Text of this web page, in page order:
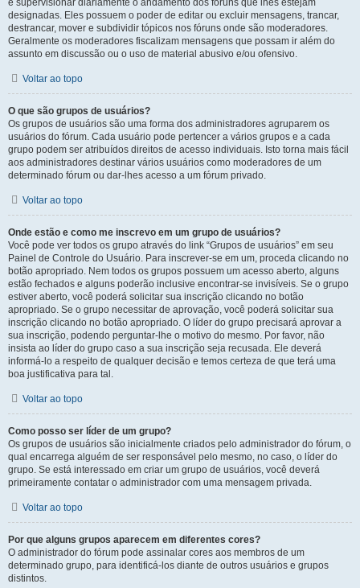
é supervisionar diariamente o andamento dos fóruns que lhes estejam
designadas. Eles possuem o poder de editar ou excluir mensagens, trancar,
destrancar, mover e subdividir tópicos nos fóruns onde são moderadores.
Geralmente os moderadores fiscalizam mensagens que possam ir além do
assunto em discussão ou o uso de material abusivo e/ou ofensivo.
Voltar ao topo
O que são grupos de usuários?
Os grupos de usuários são uma forma dos administradores agruparem os
usuários do fórum. Cada usuário pode pertencer a vários grupos e a cada
grupo podem ser atribuídos direitos de acesso individuais. Isto torna mais fácil
aos administradores destinar vários usuários como moderadores de um
determinado fórum ou dar-lhes acesso a um fórum privado.
Voltar ao topo
Onde estão e como me inscrevo em um grupo de usuários?
Você pode ver todos os grupo através do link “Grupos de usuários” em seu
Painel de Controle do Usuário. Para inscrever-se em um, proceda clicando no
botão apropriado. Nem todos os grupos possuem um acesso aberto, alguns
estão fechados e alguns poderão inclusive encontrar-se invisíveis. Se o grupo
estiver aberto, você poderá solicitar sua inscrição clicando no botão
apropriado. Se o grupo necessitar de aprovação, você poderá solicitar sua
inscrição clicando no botão apropriado. O líder do grupo precisará aprovar a
sua inscrição, podendo perguntar-lhe o motivo do mesmo. Por favor, não
insista ao líder do grupo caso a sua inscrição seja recusada. Ele deverá
informá-lo a respeito de qualquer decisão e temos certeza de que terá uma
boa justificativa para tal.
Voltar ao topo
Como posso ser líder de um grupo?
Os grupos de usuários são inicialmente criados pelo administrador do fórum, o
qual encarrega alguém de ser responsável pelo mesmo, no caso, o líder do
grupo. Se está interessado em criar um grupo de usuários, você deverá
primeiramente contatar o administrador com uma mensagem privada.
Voltar ao topo
Por que alguns grupos aparecem em diferentes cores?
O administrador do fórum pode assinalar cores aos membros de um
determinado grupo, para identificá-los diante de outros usuários e grupos
distintos.